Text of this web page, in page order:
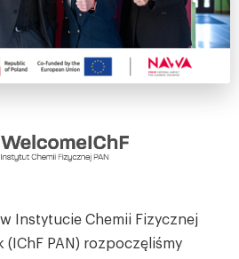
Instytucie Chemii Fizycznej
(IChF PAN) rozpoczęliśmy